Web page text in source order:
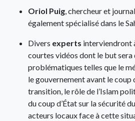
Oriol Puig, chercheur et
également spécialisé dans le
Divers experts interviendront
courtes vidéos dont le but sera
problématiques telles que le
le gouvernement avant le coup
transition, le rôle de l’Islam
du coup d’État sur la sécurité
acteurs locaux face à cette